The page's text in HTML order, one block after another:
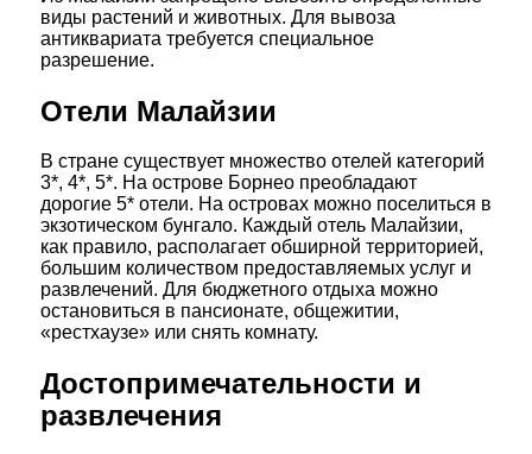
виды растений и животных. Для вывоза
антиквариата требуется специальное
разрешение.
Отели Малайзии
В стране существует множество отелей категорий
3*, 4*, 5*. На острове Борнео преобладают
дорогие 5* отели. На островах можно поселиться в
экзотическом бунгало. Каждый отель Малайзии,
как правило, располагает обширной территорией,
большим количеством предоставляемых услуг и
развлечений. Для бюджетного отдыха можно
остановиться в пансионате, общежитии,
«рестхаузе» или снять комнату.
Достопримечательности и
развлечения